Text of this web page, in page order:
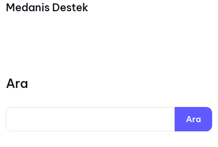
Medanis Destek
Ara
Ara